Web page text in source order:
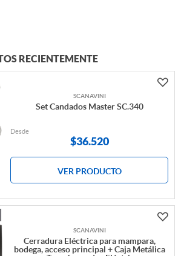
RECIENTEMENTE
SCANAVINI
Set Candados Master SC.340
Desde
$36.520
VER PRODUCTO
SCANAVINI
Cerradura Eléctrica para mampara,
bodega, acceso principal + Caja Metálica